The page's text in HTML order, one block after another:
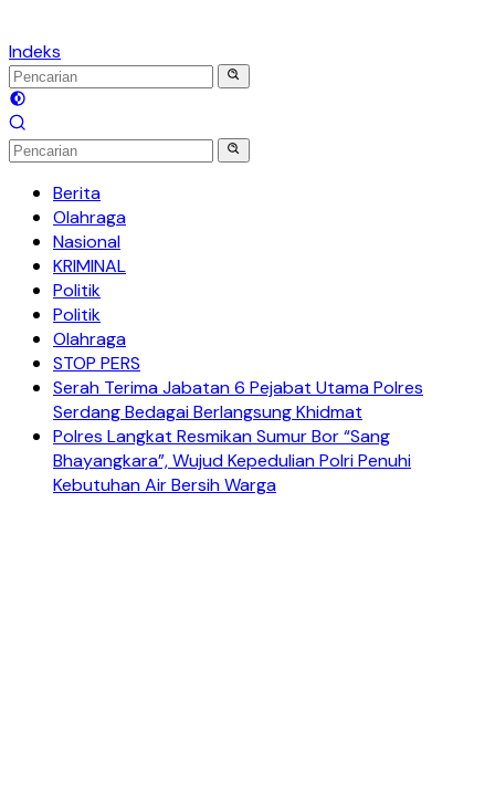
Indeks
Berita
Olahraga
Nasional
KRIMINAL
Politik
Politik
Olahraga
STOP PERS
Serah Terima Jabatan 6 Pejabat Utama Polres
Serdang Bedagai Berlangsung Khidmat
Polres Langkat Resmikan Sumur Bor “Sang
Bhayangkara”, Wujud Kepedulian Polri Penuhi
Kebutuhan Air Bersih Warga